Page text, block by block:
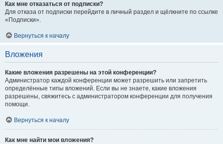
Как мне отказаться от подписки?
Для отказа от подписки перейдите в личный раздел и щёлкните по ссылке
«Подписки».
Вернуться к началу
Вложения
Какие вложения разрешены на этой конференции?
Администратор каждой конференции может разрешить или запретить
определённые типы вложений. Если вы не знаете, какие вложения
разрешены, свяжитесь с администратором конференции для получения
помощи.
Вернуться к началу
Как мне найти мои вложения?